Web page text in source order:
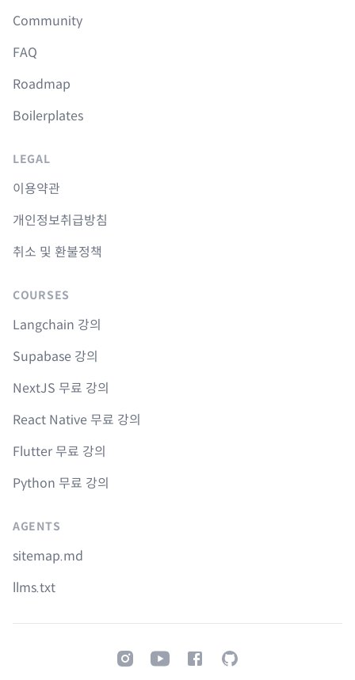
Community
FAQ
Roadmap
Boilerplates
LEGAL
이용약관
개인정보취급방침
취소 및 환불정책
COURSES
Langchain 강의
Supabase 강의
NextJS 무료 강의
React Native 무료 강의
Flutter 무료 강의
Python 무료 강의
AGENTS
sitemap.md
llms.txt
InstagramYoutubeFacebookGitHub